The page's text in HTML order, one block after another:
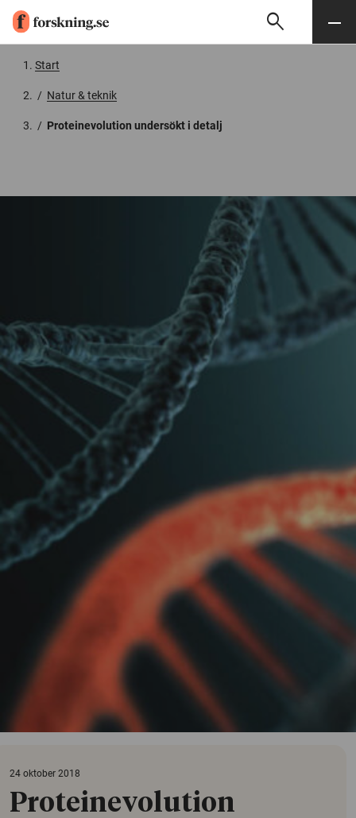
Söksearch Meny
Start
/ Natur & teknik
/ Proteinevolution undersökt i detalj
24 oktober 2018
Proteinevolution